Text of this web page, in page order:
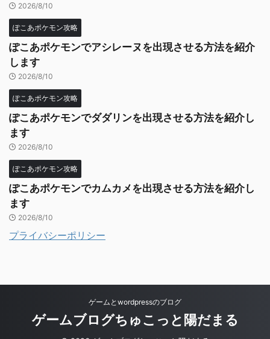
2026/8/10
ぽこあポケモン攻略
ぽこあポケモンでアシレーヌを出現させる方法を紹介
します
2026/8/10
ぽこあポケモン攻略
ぽこあポケモンでダダリンを出現させる方法を紹介し
ます
2026/8/10
ぽこあポケモン攻略
ぽこあポケモンでカムカメを出現させる方法を紹介し
ます
2026/8/10
プライバシーポリシー
ゲームとwordpressのブログ
ゲームブログちゅこっと陽だまる